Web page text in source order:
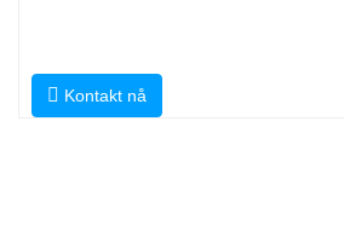
Kontakt nå